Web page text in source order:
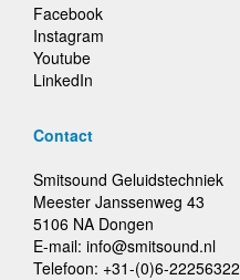
Facebook
Instagram
Youtube
LinkedIn
Contact
Smitsound Geluidstechniek
Meester Janssenweg 43
5106 NA Dongen
E-mail: info@smitsound.nl
Telefoon: +31-(0)6-22256322